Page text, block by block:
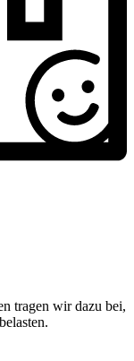
tragen wir dazu bei,